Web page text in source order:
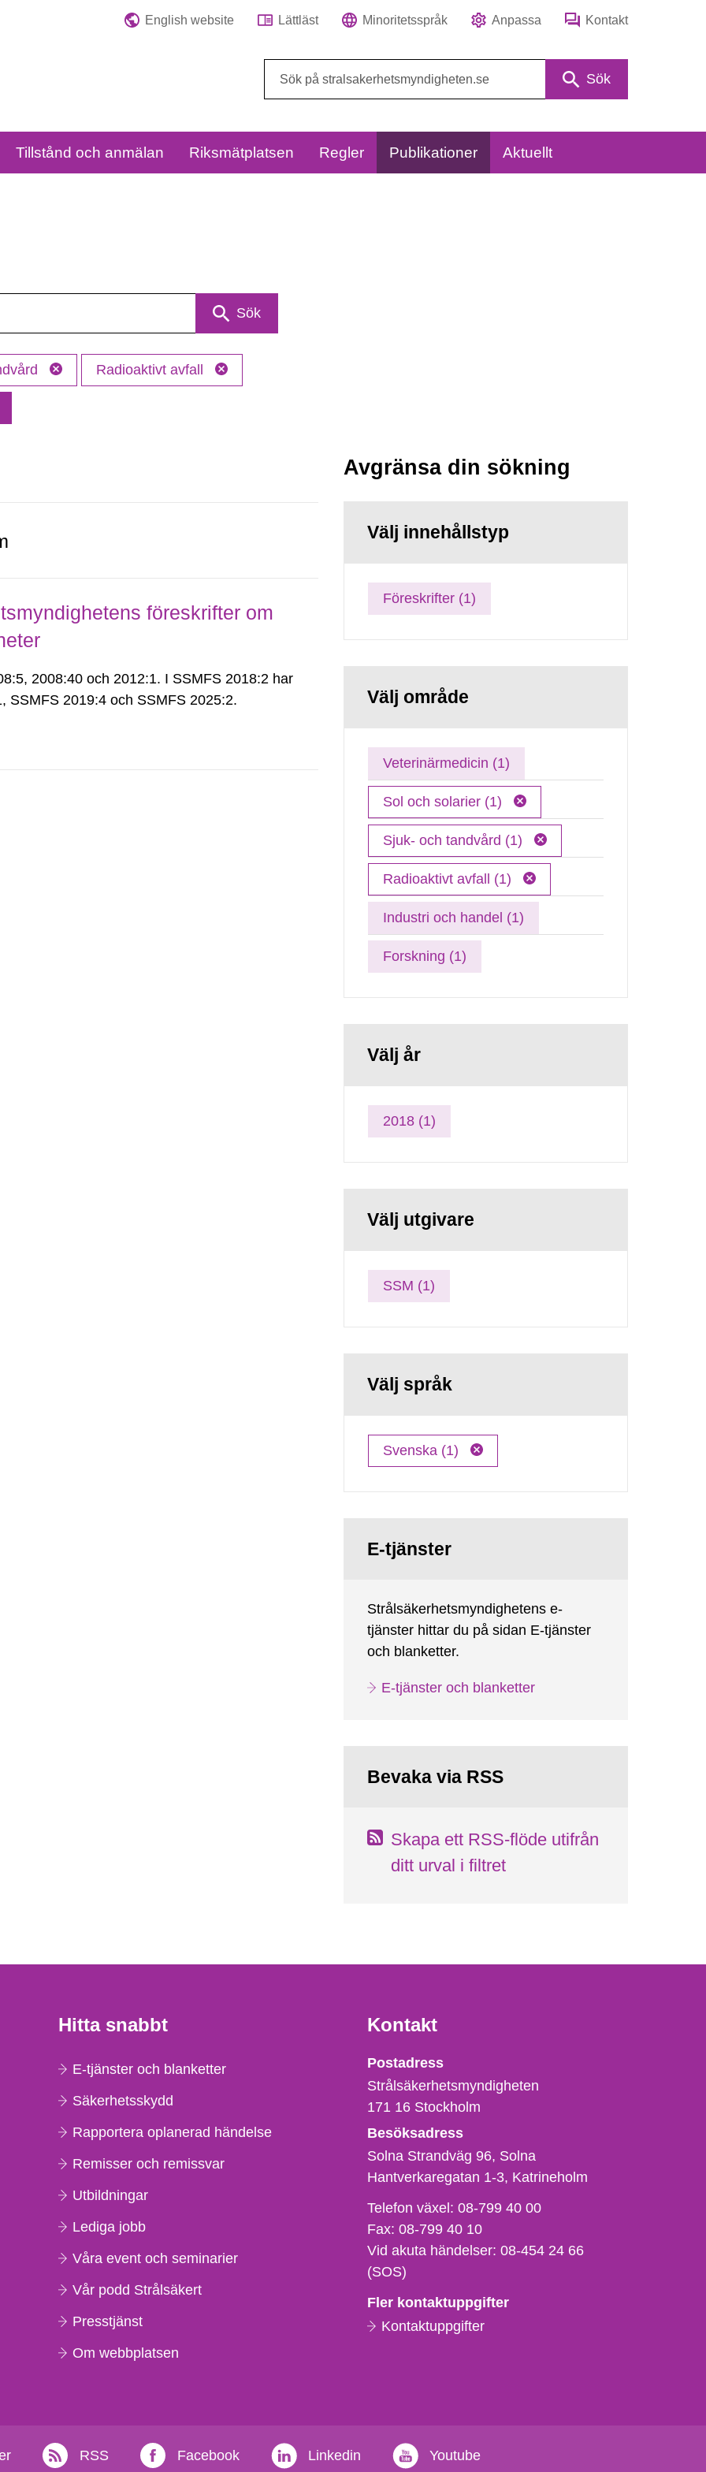
English website Lättläst Minoritetsspråk Anpassa Kontakt
Sök
Tillstånd och anmälan Riksmätplatsen Regler Publikationer Aktuellt
Sök
Radioaktivt avfall
föreskrifter om
2008:40 och 2012:1. I SSMFS 2018:2 har
SSMFS 2019:4 och SSMFS 2025:2.
Avgränsa din sökning
Välj innehållstyp
Föreskrifter (1)
Välj område
Veterinärmedicin (1)
Sol och solarier (1)
Sjuk- och tandvård (1)
Radioaktivt avfall (1)
Industri och handel (1)
Forskning (1)
Välj år
2018 (1)
Välj utgivare
SSM (1)
Välj språk
Svenska (1)
E-tjänster
Strålsäkerhetsmyndighetens e-
tjänster hittar du på sidan E-tjänster
och blanketter.
E-tjänster och blanketter
Bevaka via RSS
Skapa ett RSS-flöde utifrån
ditt urval i filtret
Hitta snabbt
E-tjänster och blanketter
Säkerhetsskydd
Rapportera oplanerad händelse
Remisser och remissvar
Utbildningar
Lediga jobb
Våra event och seminarier
Vår podd Strålsäkert
Presstjänst
Om webbplatsen
Kontakt
Strålsäkerhetsmyndigheten
Postadress
Strålsäkerhetsmyndigheten
171 16 Stockholm
Besöksadress
Solna Strandväg 96, Solna
Hantverkaregatan 1-3 Katrineholm
Telefon,
fax
och
e-
Telefon växel:08-799 40 00
Fax:08-799 40 10
Vid akuta händelser:08-454 24 66
(SOS)
Fler kontaktuppgifter
Kontaktuppgifter
RSS Facebook Linkedin Youtube